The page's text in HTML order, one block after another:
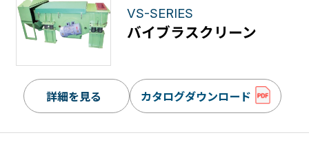
VS-SERIES
バイブラスクリーン
詳細を見る カタログダウンロード